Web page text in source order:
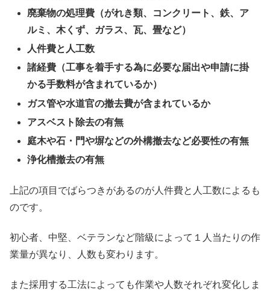
廃棄物の処理費（がれき類、コンクリート、鉄、ア
ルミ、木くず、ガラス、瓦、畳など）
人件費と人工数
諸経費（工事を着手する為に必要な届出や申請に掛
かる手数料が含まれているか）
ガス管や水道官の撤去費が含まれているか
アスベスト除去の有無
庭木や石・門や塀などの外構撤去など必要性の有無
浄化槽撤去の有無
上記の項目でばらつきがあるのが人件費と人工数によるも
のです。
初心者、中堅、ベテランなど階級によって１人当たりの作
業量が異なり、人数も変わります。
また採用する工法によっても作業や人数それぞれ変化しま